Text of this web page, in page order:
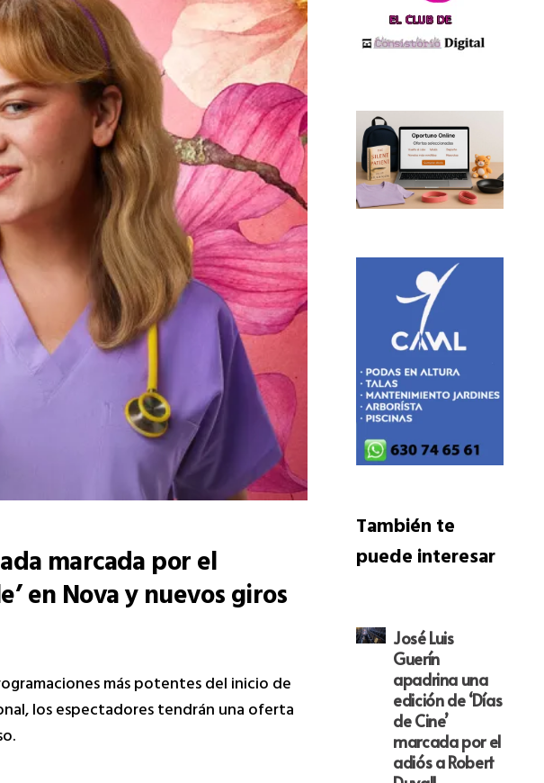
marcada por el
en Nova y nuevos giros
más potentes del inicio de
los espectadores tendrán una oferta
También te
puede interesar
José Luis
Guerín
apadrina una
edición de ‘Días
de Cine’
marcada por el
adiós a Robert